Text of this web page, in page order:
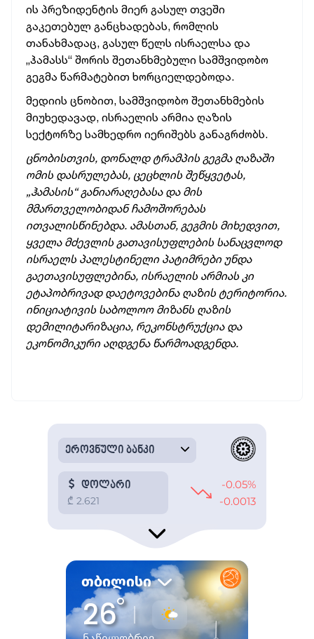
ის პრეზიდენტის მიერ გასულ თვეში
გაკეთებულ განცხადებას, რომლის
თანახმადაც, გასულ წელს ისრაელსა და
„ჰამასს“ შორის შეთანხმებული სამშვიდობო
გეგმა წარმატებით ხორციელდებოდა.
მედიის ცნობით, სამშვიდობო შეთანხმების
მიუხედავად, ისრაელის არმია ღაზის
სექტორზე სამხედრო იერიშებს განაგრძობს.
ცნობისთვის, დონალდ ტრამპის გეგმა ღაზაში
ომის დასრულებას, ცეცხლის შეწყვეტას,
„ჰამასის“ განიარაღებასა და მის
მმართველობიდან ჩამოშორებას
ითვალისწინებდა. ამასთან, გეგმის მიხედვით,
ყველა მძევლის გათავისუფლების სანაცვლოდ
ისრაელს პალესტინელი პატიმრები უნდა
გაეთავისუფლებინა, ისრაელის არმიას კი
ეტაპობრივად დაეტოვებინა ღაზის ტერიტორია.
ინიციატივის საბოლოო მიზანს ღაზის
დემილიტარიზაცია, რეკონსტრუქცია და
ეკონომიკური აღდგენა წარმოადგენდა.